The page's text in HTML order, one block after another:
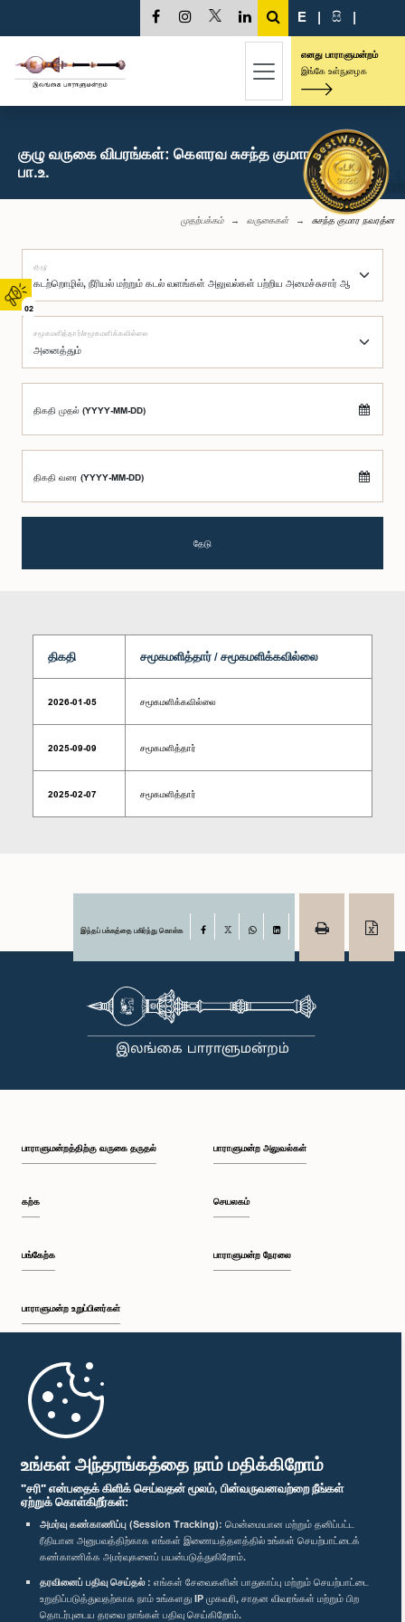
உங்கள் அந்தரங்கத்தை நாம் மதிக்கிறோம்
"சரி" என்பதைக் கிளிக் செய்வதன் மூலம், பின்வருவனவற்றை நீங்கள்
ஏற்றுக் கொள்கிறீர்கள்:
அமர்வு கண்காணிப்பு (Session Tracking): மென்மையான மற்றும் தனிப்பட்ட
ரீதியான அனுபவத்திற்காக எங்கள் இணையத்தளத்தில் உங்கள் செயற்பாட்டைக்
கண்காணிக்க அமர்வுகளைப் பயன்படுத்துகிறோம்.
தரவினைப் பதிவு செய்தல் : எங்கள் சேவைகளின் பாதுகாப்பு மற்றும் செயற்பாட்டை
உறுதிப்படுத்துவதற்காக நாம் உங்களது IP முகவரி, சாதன விவரங்கள் மற்றும் பிற
தொடர்புடைய தரவை நாங்கள் பதிவு செய்கிறோம்.
02
E | සි |
எனது பாராளுமன்றம்
இங்கே உள்நுழைக
குழு வருகை விபரங்கள்: கௌரவ சுசந்த குமார நவரத்ன,
பா.உ.
முதற்பக்கம் வருகைகள் சுசந்த குமார நவரத்ன
குழு
சமூகமளித்தார்/சமூகமளிக்கவில்லை
திகதி முதல் (YYYY-MM-DD)
திகதி வரை (YYYY-MM-DD)
தேடு
திகதி சமூகமளித்தார் / சமூகமளிக்கவில்லை
2026-01-05 சமூகமளிக்கவில்லை
2025-09-09 சமூகமளித்தார்
2025-02-07 சமூகமளித்தார்
இந்தப் பக்கத்தை பகிர்ந்து கொள்க Facebook
பாராளுமன்றத்திற்கு வருகை தருதல்
கற்க
பங்கேற்க
பாராளுமன்ற உறுப்பினர்கள்
முதற்பக்கம்
பாராளுமன்ற அலுவல்கள்
செயலகம்
பாராளுமன்ற நேரலை
பாராளுமன்ற கையடக்க செயலி
எம்மை பின்தொடர்க :
விருதுகள்